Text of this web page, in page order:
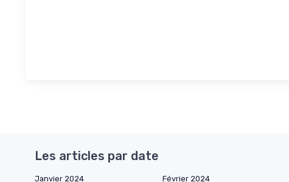
Les articles par date
Janvier 2024 Février 2024